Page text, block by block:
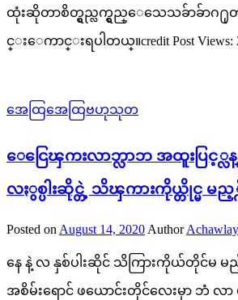
ထုံးဆိုတာစိတ္ရွည္လက္ရွည္ေသေသခ်ာခ်ာဂ႐ု
င္းေကာင္းရပါတယ္။credit Post Views:
အေထြအေထြဗဟုသုတ
ေငြေၾကးလာဘ္လာဘ အထူးပြင့္
လႏွစ္ပါးဆိုင္တဲ့ သိၾကားကိုယ္တိုင္မ မ
Posted on August 14, 2020 Author
နေ နဲ့ လ နှစ်ပါးဆိုင် သိကြားကိုယ်တိုင်မ
အစိမ်းရောင် ဖယောင်းတိုင်လေးမှာ ဘံ လာ